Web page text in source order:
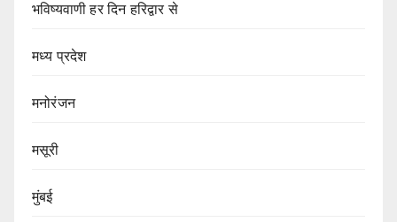
भविष्यवाणी हर दिन हरिद्वार से
मध्य प्रदेश
मनोरंजन
मसूरी
मुंबई